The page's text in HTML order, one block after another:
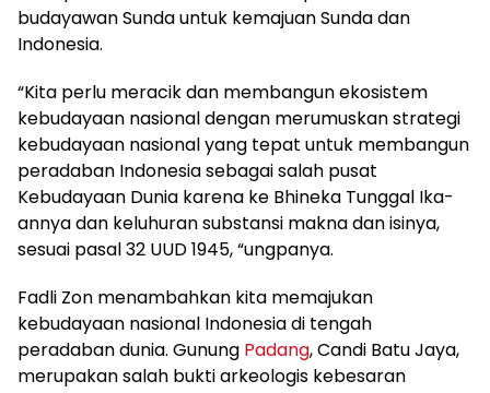
budayawan Sunda untuk kemajuan Sunda dan
Indonesia.
“Kita perlu meracik dan membangun ekosistem
kebudayaan nasional dengan merumuskan strategi
kebudayaan nasional yang tepat untuk membangun
peradaban Indonesia sebagai salah pusat
Kebudayaan Dunia karena ke Bhineka Tunggal Ika-
annya dan keluhuran substansi makna dan isinya,
sesuai pasal 32 UUD 1945, “ungpanya.
Fadli Zon menambahkan kita memajukan
kebudayaan nasional Indonesia di tengah
peradaban dunia. Gunung Padang, Candi Batu Jaya,
merupakan salah bukti arkeologis kebesaran